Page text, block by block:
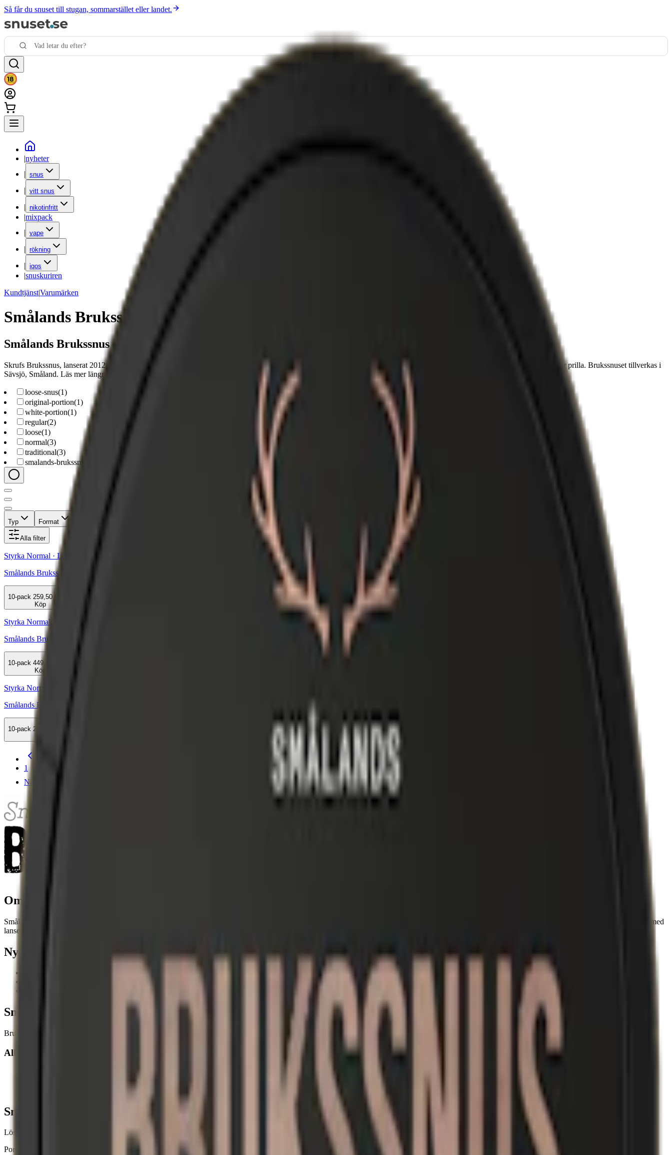
Så får du snuset till stugan, sommarstället eller landet.
|nyheter
| snus
| vitt snus
| nikotinfritt
|mixpack
| vape
| rökning
| iqos
|snuskuriren
Kundtjänst|Varumärken
Smålands Brukssnus
Smålands Brukssnus
Skrufs Brukssnus, lanserat 2012, erbjuder traditionellt snus i tre varianter: portionssnus
. Med en tydlig tobakssmak, varierar nikotinhalt från 8-10 mg per prilla. Brukssnuset tillverkas i
Sävsjö, Småland. Läs mer längre ner på denna sida.
loose-snus(1)
original-portion(1)
white-portion(1)
regular(2)
loose(1)
normal(3)
traditional(3)
smalands-brukssnus
Typ Format
Alla filter
Styrka Normal · Large
Smålands Brukssnus White Portion
10-pack 259,50 kr
Köp
Styrka Normal · Lös
Smålands Brukssnus Lössnus
10-pack 449,50 kr
Köp
Styrka Normal · Large
Smålands Brukssnus Portionssnus
10-pack 259,50 kr
1
Nästa
Om Smålands Brukssnus
Smålands Brukssnus är ett
successivt utökat sortimentet med
lanseringen av Smålands Brukssnus Vit i september samma år och Smålands Brukssnus
Nyheter om Brukssnus
: Skruf Snus lanserar det första brukssnuset Smålands Brukssnus Original Portion.
: Smålands Brukssnus Vit Portion lanseras som det andra snuset.
Smålands Brukssnus – smaker
Brukssnus tillhör den lilla skaran snus som har autentiska tobakssmak. Oavsett variant har detta snus en framträdande
Alla Brukssnus smaker
(klassisk tobakssmak)
(klassisk tobakssmak)
Smålands Brukssnus – nikotinstyrka
Lössnuset från Smålands Brukssnus har en nikotinhalt på 1%. Den exakta mängden nikotin per prilla beror på hur stor prillan bakas.
Portionssnuset innehåller 9,9 milligram nikotin per prilla, vilket motsvarar en nikotinhalt på 1,3%. Detta innebär att Brukssnus Portion strax under gränsen för starkt snus.